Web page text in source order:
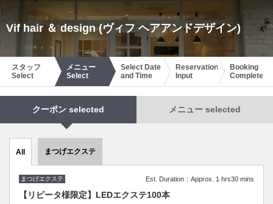
Vif hair ＆ design (ヴィフ ヘアアンドデザイン)
スタッフ
Select
メニュー
Select
Select Date
and Time
Reservation
Input
Booking
Complete
クーポン selected メニュー selected
All まつげエクステ
まつげエクステ Est. Duration：Approx. 1 hrs30 mins
【リピータ様限定】LEDエクステ100本